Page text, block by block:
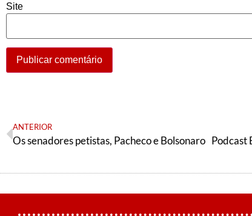
Site
ANTERIOR
Os senadores petistas, Pacheco e Bolsonaro